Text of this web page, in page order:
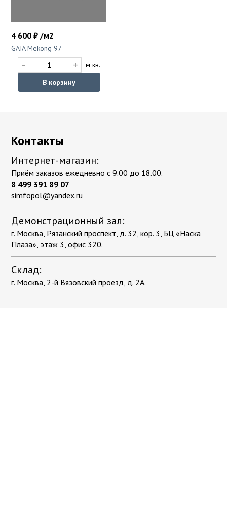
4 600 ₽ /м2
GAIA Mekong 97
- +
м кв.
В корзину
Контакты
Интернет-магазин:
Приём заказов ежедневно с 9.00 до 18.00.
8 499 391 89 07
simfopol@yandex.ru
Демонстрационный зал:
г. Москва, Рязанский проспект, д. 32, кор. 3, БЦ «Наска
Плаза», этаж 3, офис 320.
Склад:
г. Москва, 2-й Вязовский проезд, д. 2А.